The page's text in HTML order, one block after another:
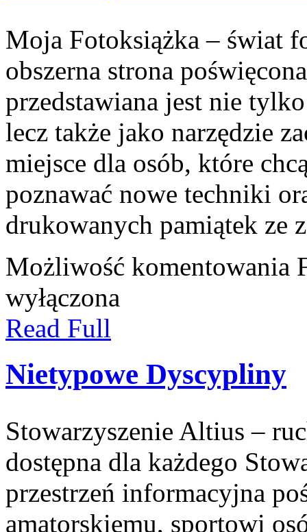
Moja Fotoksiążka – świat
obszerna strona
przedstawiana jest nie
lecz także jako narzędzie
miejsce dla osób, które
poznawać nowe techniki
drukowanych pamiątek ze
Możliwość komentowania
wyłączona
Read Full
Nietypowe Dyscypliny
Stowarzyszenie Altius –
dostępna dla każdego
przestrzeń informacyjna
amatorskiemu, sportowi